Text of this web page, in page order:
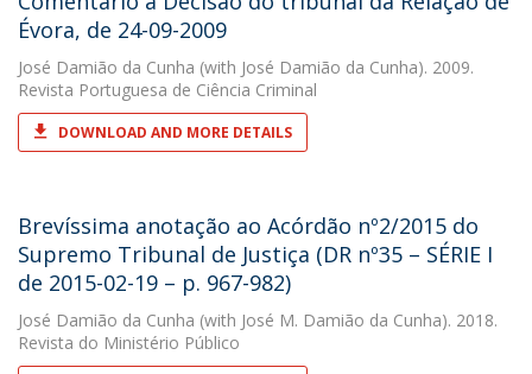
Évora, de 24-09-2009
José Damião da Cunha (with José Damião da Cunha). 2009.
Revista Portuguesa de Ciência Criminal
DOWNLOAD AND MORE DETAILS
Brevíssima anotação ao Acórdão nº2/2015 do
Supremo Tribunal de Justiça (DR nº35 – SÉRIE I
de 2015-02-19 – p. 967-982)
José Damião da Cunha (with José M. Damião da Cunha). 2018.
Revista do Ministério Público